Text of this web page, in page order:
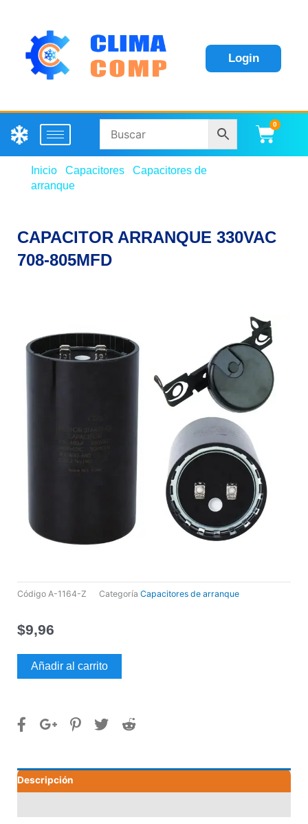
Login
0
Inicio Capacitores
Capacitores de
arranque
CAPACITOR ARRANQUE 330VAC
708-805MFD
Código A-1164-Z Categoría Capacitores de arranque
$9,96
CAPACITOR
ARRANQUE
805MFD
Añadir al carrito
Descripción